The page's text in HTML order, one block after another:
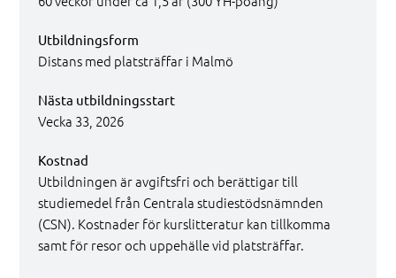
Utbildningsform
Distans med platsträffar i Malmö
Nästa utbildningsstart
Vecka 33, 2026
Kostnad
Utbildningen är avgiftsfri och berättigar till
studiemedel från Centrala studiestödsnämnden
(CSN). Kostnader för kurslitteratur kan tillkomma
samt för resor och uppehälle vid platsträffar.